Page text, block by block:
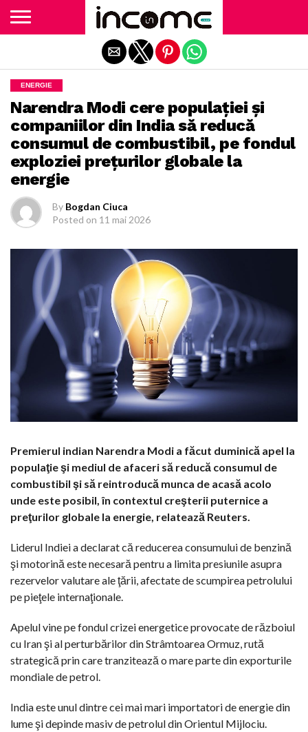
ENERGIE
Narendra Modi cere populaţiei şi
companiilor din India să reducă
consumul de combustibil, pe fondul
exploziei preţurilor globale la
energie
By Bogdan Ciuca
Posted on 11 mai 2026
Premierul indian Narendra Modi a făcut duminică apel la
populaţie şi mediul de afaceri să reducă consumul de
combustibil şi să reintroducă munca de acasă acolo
unde este posibil, în contextul creşterii puternice a
preţurilor globale la energie, relatează Reuters.
Liderul Indiei a declarat că reducerea consumului de benzină
şi motorină este necesară pentru a limita presiunile asupra
rezervelor valutare ale ţării, afectate de scumpirea petrolului
pe pieţele internaţionale.
Apelul vine pe fondul crizei energetice provocate de războiul
cu Iran şi al perturbărilor din Strâmtoarea Ormuz, rută
strategică prin care tranzitează o mare parte din exporturile
mondiale de petrol.
India este unul dintre cei mai mari importatori de energie din
lume şi depinde masiv de petrolul din Orientul Mijlociu.
Exit mobile version